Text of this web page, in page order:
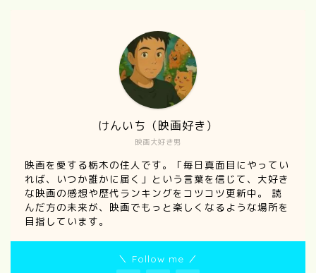
映画大好き男
けんいち（映画好き）
映画を愛する栃木の住人です。「毎日真面目にやってい
れば、いつか誰かに届く」という言葉を信じて、大好き
な映画の感想や歴代ランキングをコツコツ更新中。 読
んだ方の未来が、映画でもっと楽しくなるような場所を
目指しています。
＼ Follow me ／